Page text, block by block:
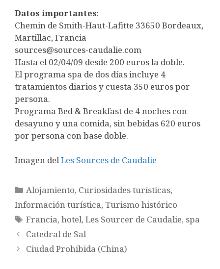
Datos importantes:
Chemin de Smith-Haut-Lafitte 33650 Bordeaux,
Martillac, Francia
sources@sources-caudalie.com
Hasta el 02/04/09 desde 200 euros la doble.
El programa spa de dos días incluye 4
tratamientos diarios y cuesta 350 euros por
persona.
Programa Bed & Breakfast de 4 noches con
desayuno y una comida, sin bebidas 620 euros
por persona con base doble.
Imagen delLes Sources de Caudalie
Categorías
Alojamiento, Curiosidades turísticas,
Información turística, Turismo histórico
Etiquetas
Francia,hotel,Les Sourcer de Caudalie, spa
Catedral de Sal
Ciudad Prohibida (China)